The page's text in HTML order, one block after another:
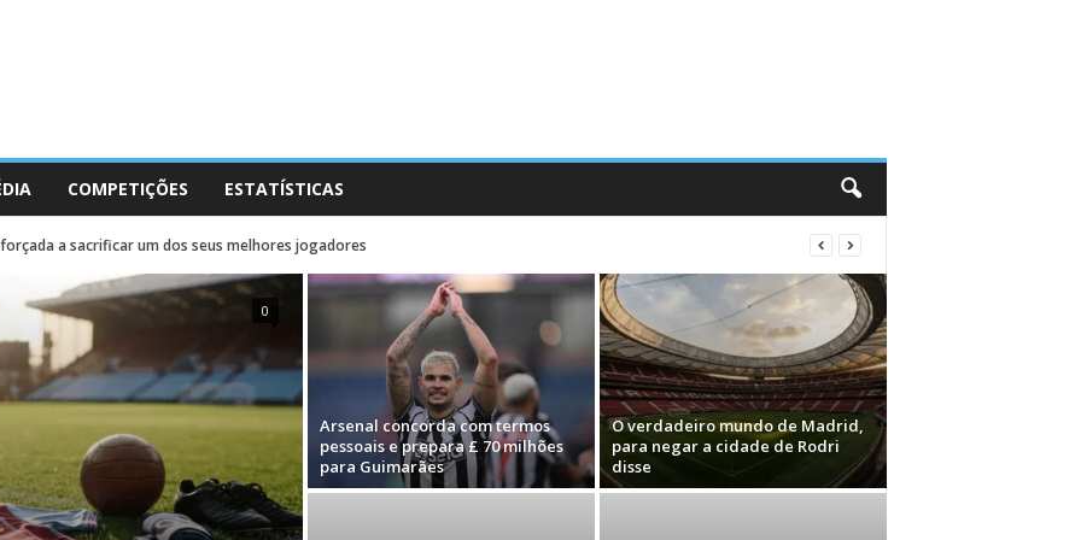
COMPETIÇÕES ESTATÍSTICAS
a sacrificar um dos seus melhores jogadores
0
Arsenal concorda com termos
pessoais e prepara £ 70 milhões
para Guimarães
O verdadeiro mundo de Madrid,
para negar a cidade de Rodri
disse